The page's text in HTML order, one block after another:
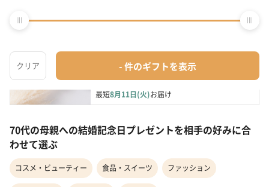
入浴剤・バスケア
¥5,280
最短8月11日(火)お届け
70代の母親への結婚記念日プレゼントを相手の好みに合
わせて選ぶ
コスメ・ビューティー 食品・スイーツ ファッション